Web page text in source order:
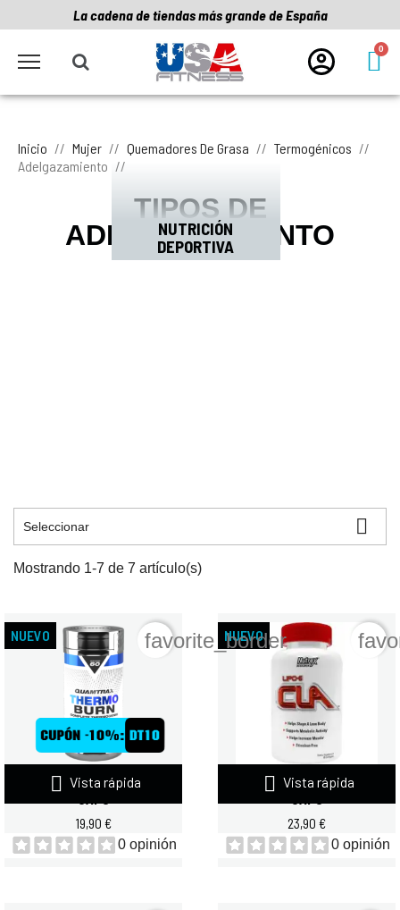
La cadena de tiendas más grande de España
Inicio Mujer Quemadores De Grasa
Termogénicos
Adelgazamiento
TIPOS DE
ADELGAZAMIENTO
NUTRICIÓN
DEPORTIVA
Seleccionar 
Mostrando 1-7 de 7 artículo(s)
 Vista rápida
QUAMTRAX THERMO BURN 120
19,90 €
0 opinión
NUEVO favorite_border
 Vista rápida
NUTREX LIPO CLA 1000 90
23,90 €
0 opinión
NUEVO